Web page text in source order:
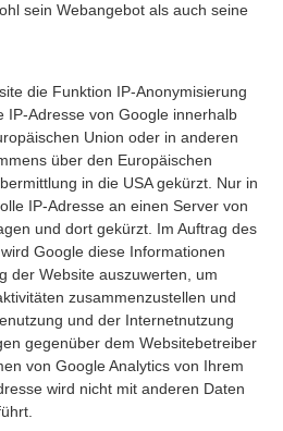
sein Webangebot als auch seine
die Funktion IP-Anonymisierung
IP-Adresse von Google innerhalb
Union oder in anderen
über den Europäischen
in die USA gekürzt. Nur in
IP-Adresse an einen Server von
und dort gekürzt. Im Auftrag des
Google diese Informationen
der Website auszuwerten, um
zusammenzustellen und
und der Internetnutzung
gegenüber dem Websitebetreiber
von Google Analytics von Ihrem
wird nicht mit anderen Daten